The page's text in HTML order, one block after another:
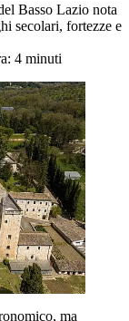
Basso Lazio nota
secolari, fortezze e
4 minuti
ma